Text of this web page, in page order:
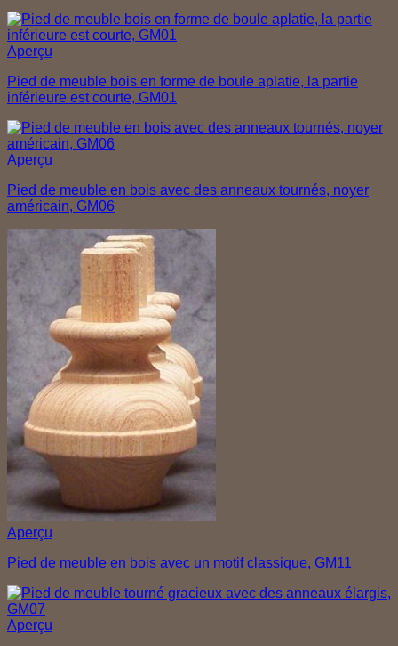
Aperçu
Pied de meuble bois en forme de boule aplatie, la partie
inférieure est courte, GM01
Aperçu
Pied de meuble en bois avec des anneaux tournés, noyer
américain, GM06
Aperçu
Pied de meuble en bois avec un motif classique, GM11
Aperçu